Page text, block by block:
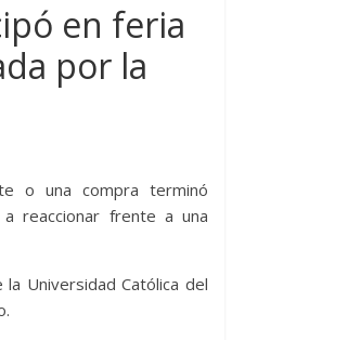
en feria
por la
o una compra terminó
reaccionar frente a una
Universidad Católica del